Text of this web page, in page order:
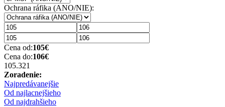
Ochrana ráfika (ANO/NIE):
Cena od:105€
Cena do:106€
105.321
Zoradenie:
Najpredávanejšie
Od najlacnejšieho
Od najdrahšieho